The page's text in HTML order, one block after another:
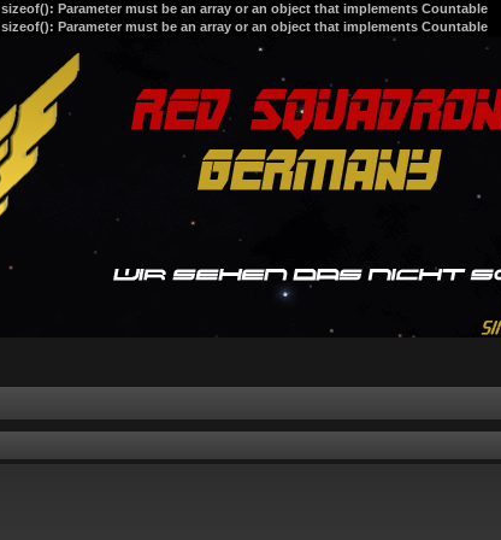
sizeof(): Parameter must be an array or an object that implements Countable
sizeof(): Parameter must be an array or an object that implements Countable